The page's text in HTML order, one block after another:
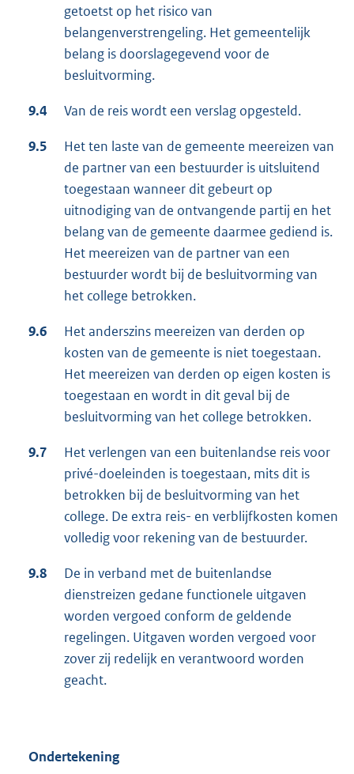
getoetst op het risico van
belangenverstrengeling. Het gemeentelijk
belang is doorslagegevend voor de
besluitvorming.
9.4 Van de reis wordt een verslag opgesteld.
9.5
Het ten laste van de gemeente meereizen van
de partner van een bestuurder is uitsluitend
toegestaan wanneer dit gebeurt op
uitnodiging van de ontvangende partij en het
belang van de gemeente daarmee gediend is.
Het meereizen van de partner van een
bestuurder wordt bij de besluitvorming van
het college betrokken.
9.6
Het anderszins meereizen van derden op
kosten van de gemeente is niet toegestaan.
Het meereizen van derden op eigen kosten is
toegestaan en wordt in dit geval bij de
besluitvorming van het college betrokken.
9.7
Het verlengen van een buitenlandse reis voor
privé-doeleinden is toegestaan, mits dit is
betrokken bij de besluitvorming van het
college. De extra reis- en verblijfkosten komen
volledig voor rekening van de bestuurder.
9.8
De in verband met de buitenlandse
dienstreizen gedane functionele uitgaven
worden vergoed conform de geldende
regelingen. Uitgaven worden vergoed voor
zover zij redelijk en verantwoord worden
geacht.
Ondertekening